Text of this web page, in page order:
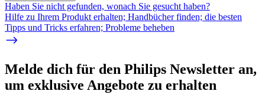
Haben Sie nicht gefunden, wonach Sie gesucht haben?
Hilfe zu Ihrem Produkt erhalten; Handbücher finden; die besten
Tipps und Tricks erfahren; Probleme beheben
Melde dich für den Philips Newsletter an,
um exklusive Angebote zu erhalten